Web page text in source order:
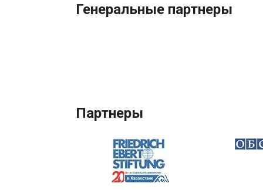
Генеральные партнеры
Партнеры